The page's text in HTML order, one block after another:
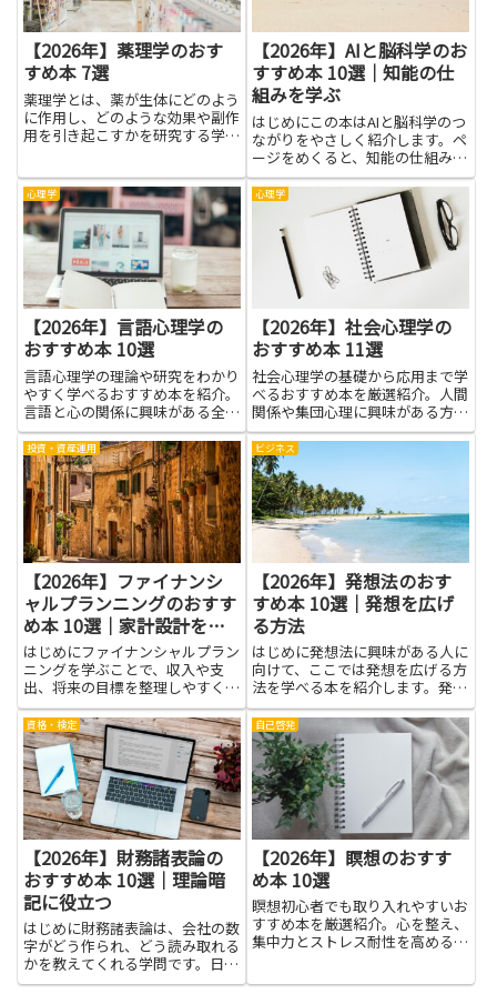
【2026年】薬理学のおす
すめ本 7選
薬理学とは、薬が生体にどのよう
に作用し、どのような効果や副作
用を引き起こすかを研究する学問
スや、薬が体のどの受容体に結び
つき、どんな反応を起こすのかを
科学的に明らかにします。医療
や...
【2026年】AIと脳科学のお
すすめ本 10選｜知能の仕
組みを学ぶ
はじめにこの本はAIと脳科学のつ
ながりをやさしく紹介します。ペ
ージをめくると、知能の仕組みを
学ぶ方法が見えてきます。難しい
言葉を避け、身近な例で脳の働き
と機械のしくみを比べる説明が続
きます。読んだ人は、記憶や判
断、学習の仕組みを具体的に想
心理学
【2026年】言語心理学の
おすすめ本 10選
言語心理学の理論や研究をわかり
やすく学べるおすすめ本を紹介。
言語と心の関係に興味がある全て
の読者に役立つ内容です。
心理学
【2026年】社会心理学の
おすすめ本 11選
社会心理学の基礎から応用まで学
べるおすすめ本を厳選紹介。人間
関係や集団心理に興味がある方必
見の一冊が見つかります。
投資・資産運用
【2026年】ファイナンシ
ャルプランニングのおすす
め本 10選｜家計設計を学
ぶ
はじめにファイナンシャルプラン
ニングを学ぶことで、収入や支
出、将来の目標を整理しやすくな
ります。家計設計の基本を知る
と、日々の無駄に気づきやすくな
り、貯蓄や保険、投資の優先順位
を付けやすくなります。基礎知識
があれば、ライフイベントに合わ
せた...
ビジネス
【2026年】発想法のおす
すめ本 10選｜発想を広げ
る方法
はじめに発想法に興味がある人に
向けて、ここでは発想を広げる方
法を学べる本を紹介します。発想
法を身につけると、仕事や趣味で
のアイデア出しがスムーズにな
り、視点を変える力や問題解決の
選択肢が増えます。本を読むこと
で、具体的な手法や練習法を知
り、...
資格・検定
【2026年】財務諸表論の
おすすめ本 10選｜理論暗
記に役立つ
はじめに財務諸表論は、会社の数
字がどう作られ、どう読み取れる
かを教えてくれる学問です。日常
のニュースを見るときにも役立ち
自己啓発
【2026年】瞑想のおすす
め本 10選
瞑想初心者でも取り入れやすいお
すすめ本を厳選紹介。心を整え、
集中力とストレス耐性を高める一